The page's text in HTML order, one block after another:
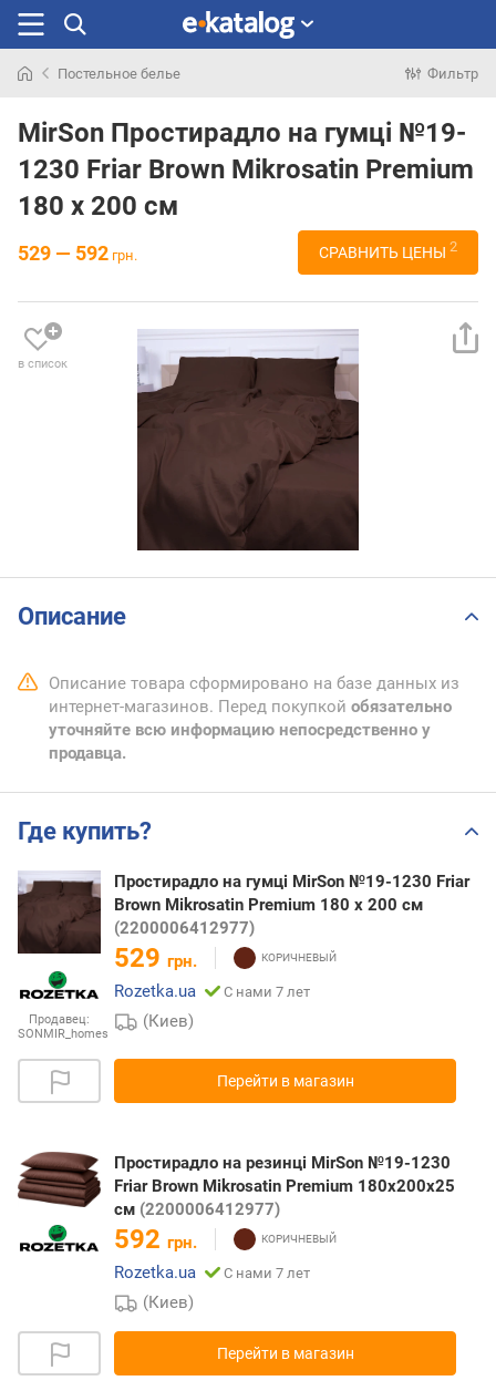
раньше
Постельное белье Фильтр
MirSon Простирадло на гумці №19-
1230 Friar Brown Mikrosatin Premium
180 х 200 см
529 — 592 грн. СРАВНИТЬ ЦЕНЫ 2
в список
Описание
Описание товара сформировано на базе данных из
интернет-магазинов. Перед покупкой обязательно
уточняйте всю информацию непосредственно у
продавца.
Где купить?
Продавец:
SONMIR_homes
Простирадло на гумці MirSon №19-1230 Friar
Brown Mikrosatin Premium 180 х 200 см
(2200006412977)
529 грн.
Rozetka.ua
С нами 7 лет
(Киев)
Перейти в магазин
Простирадло на резинці MirSon №19-1230
Friar Brown Mikrosatin Premium 180x200x25
см (2200006412977)
592 грн.
Rozetka.ua
С нами 7 лет
(Киев)
Перейти в магазин